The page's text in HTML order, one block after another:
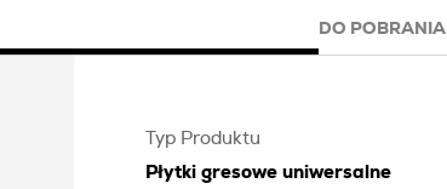
DO POBRANIA
Typ Produktu
Płytki gresowe uniwersalne